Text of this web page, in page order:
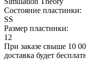
Состояние пластинки:
SS
Размер пластинки:
12
При заказе свыше 10
доставка будет